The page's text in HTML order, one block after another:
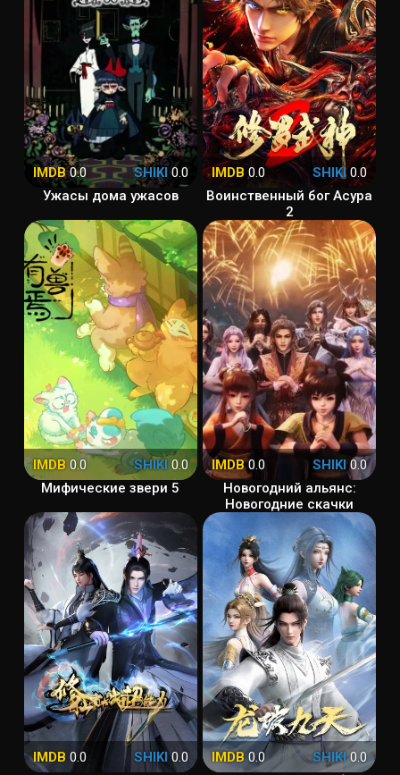
IMDB0.0 SHIKI0.0
Ужасы дома ужасов
IMDB 0.0 SHIKI0.0
Воинственный бог Асура
2
IMDB0.0 SHIKI 0.0
Мифические звери 5
IMDB0.0 SHIKI 0.0
Новогодний альянс:
Новогодние скачки
IMDB 0.0 SHIKI0.0
IMDB 0.0 SHIKI0.0